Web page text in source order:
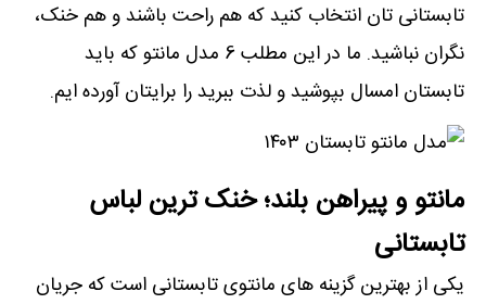
تابستانی تان انتخاب کنید که هم راحت باشند و هم خنک،
نگران نباشید. ما در این مطلب 6 مدل مانتو که باید
تابستان امسال بپوشید و لذت ببرید را برایتان آورده ایم.
مانتو و پیراهن بلند؛ خنک ترین لباس
تابستانی
یکی از بهترین گزینه های مانتوی تابستانی است که جریان